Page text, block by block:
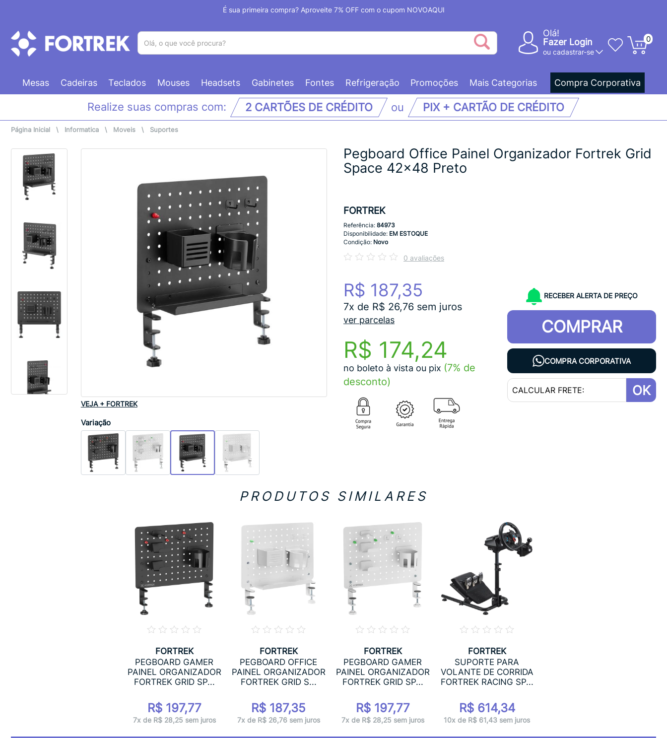
É sua primeira compra? Aproveite 7% OFF com o cupom NOVOAQUI
Olá!
Fazer Login
ou cadastrar-se
0
Mesas Cadeiras Teclados Mouses Headsets Gabinetes Fontes Refrigeração Promoções Mais Categorias Compra Corporativa
Realize suas compras com: 2 CARTÕES DE CRÉDITO ou PIX + CARTÃO DE CRÉDITO
Página Inicial \ Informatica \ Moveis \ Suportes
VEJA + FORTREK
Variação
Pegboard Office Painel Organizador Fortrek Grid
Space 42x48 Preto
FORTREK
Referência: 84973
Disponibilidade: EM ESTOQUE
Condição: Novo
0 avaliações
R$ 187,35
7x de R$ 26,76 sem juros
ver parcelas
R$ 174,24
no boleto à vista ou pix (7% de
desconto)
RECEBER ALERTA DE PREÇO
COMPRAR
COMPRA CORPORATIVA
OK
PRODUTOS SIMILARES
FORTREK
PEGBOARD GAMER
PAINEL ORGANIZADOR
FORTREK GRID SP...
R$ 197,77
7x de R$ 28,25 sem juros
FORTREK
PEGBOARD OFFICE
PAINEL ORGANIZADOR
FORTREK GRID S...
R$ 187,35
7x de R$ 26,76 sem juros
FORTREK
PEGBOARD GAMER
PAINEL ORGANIZADOR
FORTREK GRID SP...
R$ 197,77
7x de R$ 28,25 sem juros
FORTREK
SUPORTE PARA
VOLANTE DE CORRIDA
FORTREK RACING SP...
R$ 614,34
10x de R$ 61,43 sem juros